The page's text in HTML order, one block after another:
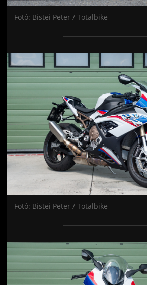
Fotó: Bistei Peter / Totalbike
Jön még kép!
Fotó: Bistei Peter / Totalbike
Jön még kép!